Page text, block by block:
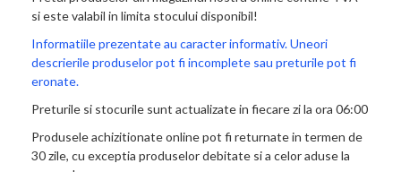
si este valabil in limita stocului disponibil!
Informatiile prezentate au caracter informativ. Uneori
descrierile produselor pot fi incomplete sau preturile pot fi
eronate.
Preturile si stocurile sunt actualizate in fiecare zi la ora 06:00
Produsele achizitionate online pot fi returnate in termen de
30 zile, cu exceptia produselor debitate si a celor aduse la